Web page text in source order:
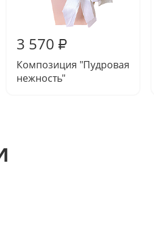
3 570 ₽
Композиция "Пудровая
нежность"